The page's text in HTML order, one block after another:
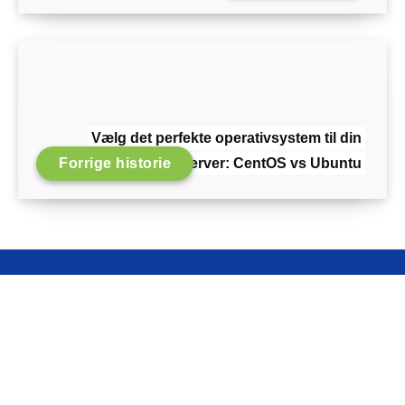
Vælg det perfekte operativsystem til din
server: CentOS vs Ubuntu
Forrige historie